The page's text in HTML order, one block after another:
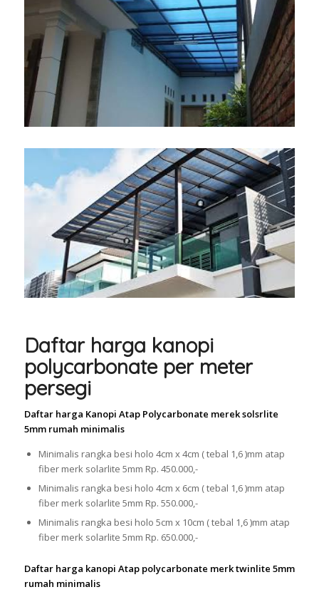
Daftar harga kanopi
polycarbonate per meter
persegi
Daftar harga Kanopi Atap Polycarbonate merek solsrlite
5mm rumah minimalis
Minimalis rangka besi holo 4cm x 4cm ( tebal 1,6 )mm atap
fiber merk solarlite 5mm Rp. 450.000,-
Minimalis rangka besi holo 4cm x 6cm ( tebal 1,6 )mm atap
fiber merk solarlite 5mm Rp. 550.000,-
Minimalis rangka besi holo 5cm x 10cm ( tebal 1,6 )mm atap
fiber merk solarlite 5mm Rp. 650.000,-
Daftar harga kanopi Atap polycarbonate merk twinlite 5mm
rumah minimalis